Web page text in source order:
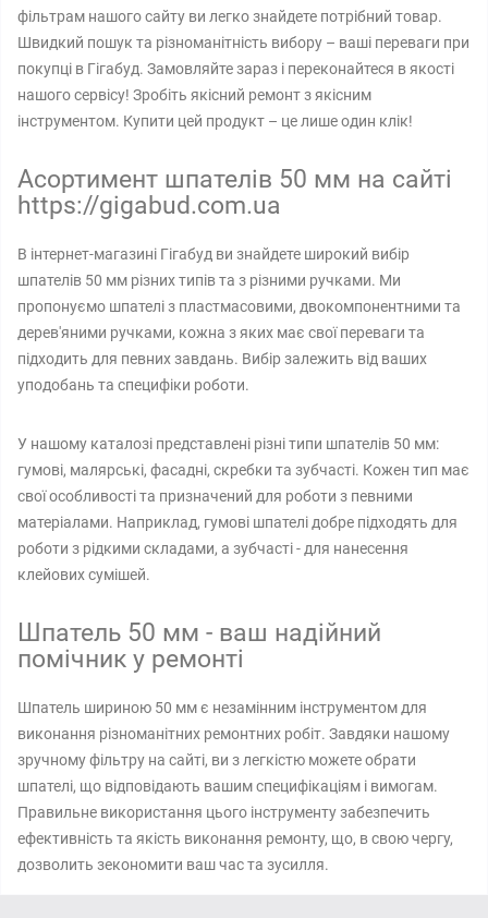
фільтрам нашого сайту ви легко знайдете потрібний товар.
Швидкий пошук та різноманітність вибору – ваші переваги при
покупці в Гігабуд. Замовляйте зараз і переконайтеся в якості
нашого сервісу! Зробіть якісний ремонт з якісним
інструментом. Купити цей продукт – це лише один клік!
Асортимент шпателів 50 мм на сайті
https://gigabud.com.ua
В інтернет-магазині Гігабуд ви знайдете широкий вибір
шпателів 50 мм різних типів та з різними ручками. Ми
пропонуємо шпателі з пластмасовими, двокомпонентними та
дерев'яними ручками, кожна з яких має свої переваги та
підходить для певних завдань. Вибір залежить від ваших
уподобань та специфіки роботи.
У нашому каталозі представлені різні типи шпателів 50 мм:
гумові, малярські, фасадні, скребки та зубчасті. Кожен тип має
свої особливості та призначений для роботи з певними
матеріалами. Наприклад, гумові шпателі добре підходять для
роботи з рідкими складами, а зубчасті - для нанесення
клейових сумішей.
Шпатель 50 мм - ваш надійний
помічник у ремонті
Шпатель шириною 50 мм є незамінним інструментом для
виконання різноманітних ремонтних робіт. Завдяки нашому
зручному фільтру на сайті, ви з легкістю можете обрати
шпателі, що відповідають вашим специфікаціям і вимогам.
Правильне використання цього інструменту забезпечить
ефективність та якість виконання ремонту, що, в свою чергу,
дозволить зекономити ваш час та зусилля.